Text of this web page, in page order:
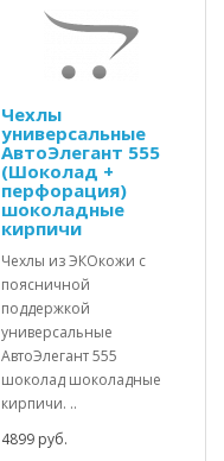
Чехлы
универсальные
АвтоЭлегант 555
(Шоколад +
перфорация)
шоколадные
кирпичи
Чехлы из ЭКОкожи с
поясничной
поддержкой
универсальные
АвтоЭлегант 555
шоколад шоколадные
кирпичи. ..
4899 руб.